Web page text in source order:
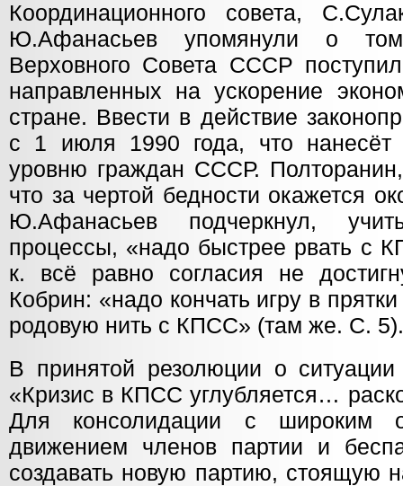
Координационного совета,
Ю.Афанасьев упомянули о
Верховного Совета СССР
направленных на ускорение
стране. Ввести в действие
с 1 июля 1990 года, что нанесёт
уровню граждан СССР.
что за чертой бедности окажется
Ю.Афанасьев подчеркнул,
процессы, «надо быстрее рвать с
к. всё равно согласия не
Кобрин: «надо кончать игру в
родовую нить с КПСС» (там же. С. 5).
В принятой резолюции о
«Кризис в КПСС углубляется…
Для консолидации с широким
движением членов партии и
создавать новую партию, стоящую